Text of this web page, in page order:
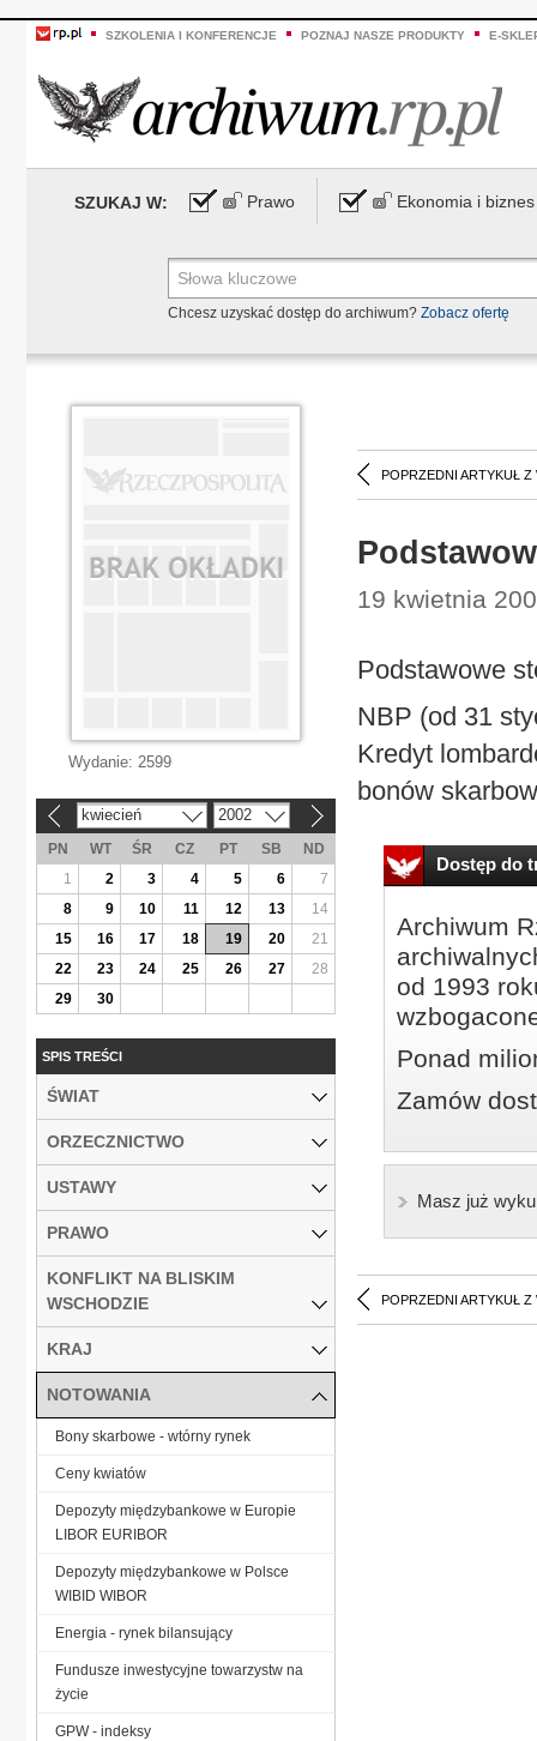
SZKOLENIA I KONFERENCJE POZNAJ NASZE PRODUKTY E-
SZUKAJ W: Prawo Ekonomia i biznes
Chcesz uzyskać dostęp do archiwum? Zobacz ofertę
POPRZEDNI ARTYKUŁ Z
19 kwietnia
Podstawowe
NBP (od 31
Kredyt
bonów
Dostęp do
Archiwum
od 1993
Ponad
Zamów
Masz już
POPRZEDNI ARTYKUŁ Z
Wydanie: 2599
kwiecień 2002
PN WT ŚR CZ PT SB
ND
1
2 3 4 5 6
7
8
9 10 11 12 13
14
15
16 17 18 19 20
21
22
23 24 25 26 27
28
29
30
SPIS TREŚCI
ŚWIAT
ORZECZNICTWO
USTAWY
PRAWO
KONFLIKT NA BLISKIM
WSCHODZIE
KRAJ
NOTOWANIA
Bony skarbowe - wtórny rynek
Ceny kwiatów
Depozyty międzybankowe w Europie
LIBOR EURIBOR
Depozyty międzybankowe w Polsce
WIBID WIBOR
Energia - rynek bilansujący
Fundusze inwestycyjne towarzystw na
życie
GPW - indeksy